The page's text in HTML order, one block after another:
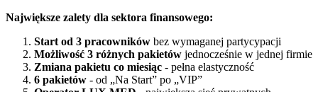
Największe zalety dla sektora finansowego:
Start od 3 pracowników bez wymaganej partycypacji
Możliwość 3 różnych pakietów jednocześnie w jednej firmie
Zmiana pakietu co miesiąc - pełna elastyczność
6 pakietów - od „Na Start” po „VIP”